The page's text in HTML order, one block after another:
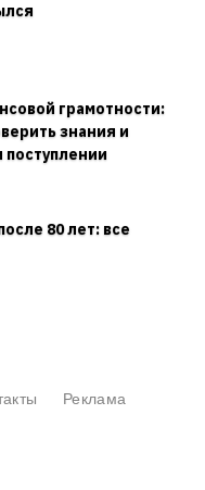
грамотности:
знания и
поступлении
80 лет: все
Реклама